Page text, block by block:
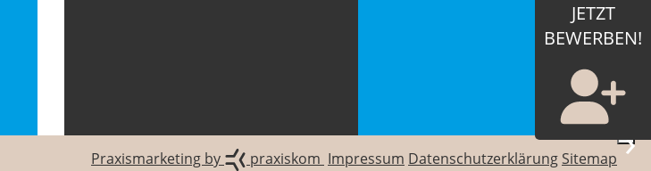
JETZT
BEWERBEN!
›
Praxismarketing by praxiskom Impressum DatenschutzerklärungSitemap